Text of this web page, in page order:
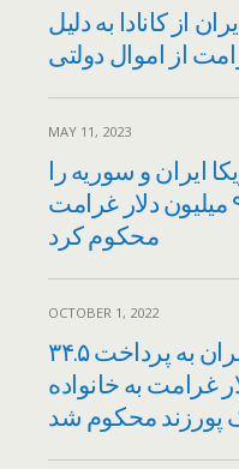
از کانادا به دلیل
از اموال دولتی
MAY 11, 2023
ایران و سوریه را
به پرداخت ۹۰ میلیون دلار غرامت
محکوم کرد
OCTOBER 1, 2022
حکومت ایران به پرداخت ۳۴.۵
غرامت به خانواده
پورزند محکوم شد